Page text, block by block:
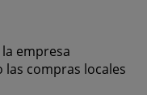
empresa
compras locales